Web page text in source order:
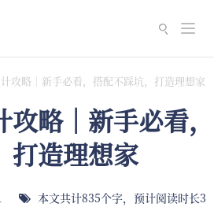
切
换
导
航
攻略｜新手必看，搭配不踩坑，打造理想家
略｜新手必看，
打造理想家
本文共计835个字，预计阅读时长3